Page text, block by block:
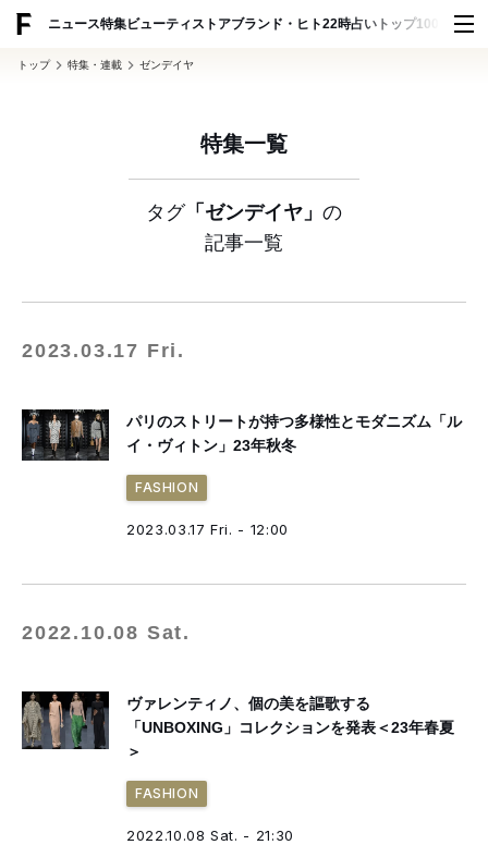
ニュース特集ビューティ ストアブランド・ヒト22時占い トップ100 スナッ
トップ 特集・連載 ゼンデイヤ
特集一覧
タグ「ゼンデイヤ」 の
記事一覧
2023.03.17 Fri.
パリのストリートが持つ多様性とモダニズム「ル
イ・ヴィトン」23年秋冬
FASHION
2023.03.17 Fri. - 12:00
2022.10.08 Sat.
ヴァレンティノ、個の美を謳歌する
「UNBOXING」コレクションを発表＜23年春夏
＞
FASHION
2022.10.08 Sat. - 21:30